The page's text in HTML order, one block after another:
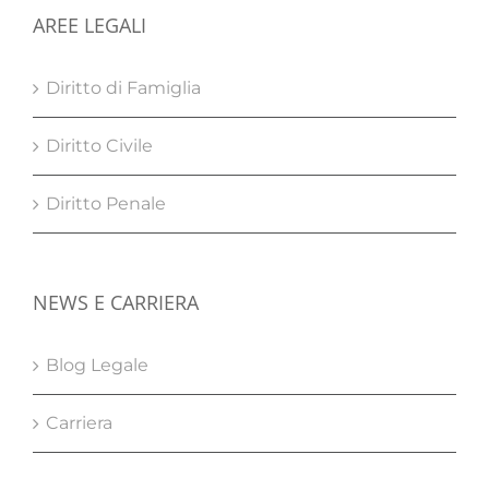
AREE LEGALI
Diritto di Famiglia
Diritto Civile
Diritto Penale
NEWS E CARRIERA
Blog Legale
Carriera